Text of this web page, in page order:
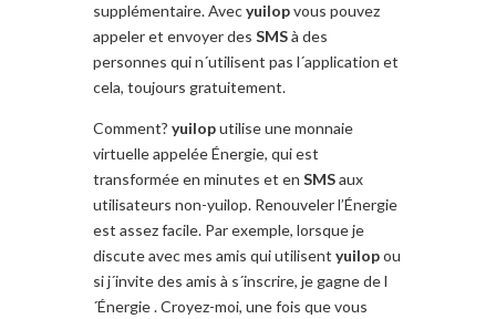
supplémentaire. Avecyuilopvous pouvez
appeler et envoyer des SMSà des
personnes qui n´utilisent pas l´application et
cela, toujours gratuitement.
Comment? yuiloputilise une monnaie
virtuelle appelée Énergie, qui est
transformée en minutes et en SMSaux
utilisateurs non-yuilop. Renouveler l’Énergie
est assez facile. Par exemple, lorsque je
discute avec mes amis qui utilisent yuilopou
si j´invite des amis à s´inscrire, je gagne de l
´Énergie . Croyez-moi, une fois que vous